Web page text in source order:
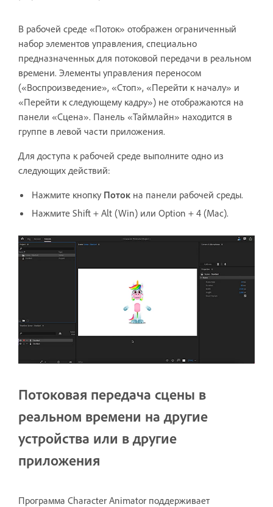
В рабочей среде «Поток» отображен ограниченный
набор элементов управления, специально
предназначенных для потоковой передачи в реальном
времени. Элементы управления переносом
(«Воспроизведение», «Стоп», «Перейти к началу» и
«Перейти к следующему кадру») не отображаются на
панели «Сцена». Панель «Таймлайн» находится в
группе в левой части приложения.
Для доступа к рабочей среде выполните одно из
следующих действий:
Нажмите кнопку Поток на панели рабочей среды.
Нажмите Shift + Alt (Win) или Option + 4 (Mac).
Потоковая передача сцены в
реальном времени на другие
устройства или в другие
приложения
Программа Character Animator поддерживает